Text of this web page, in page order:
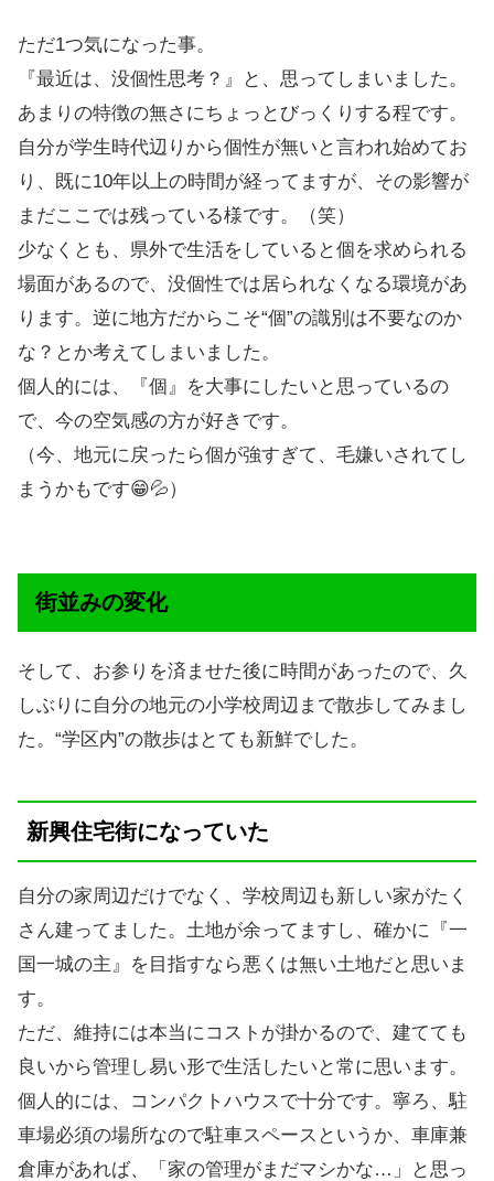
ただ1つ気になった事。
『最近は、没個性思考？』と、思ってしまいました。
あまりの特徴の無さにちょっとびっくりする程です。
自分が学生時代辺りから個性が無いと言われ始めてお
り、既に10年以上の時間が経ってますが、その影響が
まだここでは残っている様です。（笑）
少なくとも、県外で生活をしていると個を求められる
場面があるので、没個性では居られなくなる環境があ
ります。逆に地方だからこそ“個”の識別は不要なのか
な？とか考えてしまいました。
個人的には、『個』を大事にしたいと思っているの
で、今の空気感の方が好きです。
（今、地元に戻ったら個が強すぎて、毛嫌いされてし
まうかもです😁💦）
街並みの変化
そして、お参りを済ませた後に時間があったので、久
しぶりに自分の地元の小学校周辺まで散歩してみまし
た。“学区内”の散歩はとても新鮮でした。
新興住宅街になっていた
自分の家周辺だけでなく、学校周辺も新しい家がたく
さん建ってました。土地が余ってますし、確かに『一
国一城の主』を目指すなら悪くは無い土地だと思いま
す。
ただ、維持には本当にコストが掛かるので、建てても
良いから管理し易い形で生活したいと常に思います。
個人的には、コンパクトハウスで十分です。寧ろ、駐
車場必須の場所なので駐車スペースというか、車庫兼
倉庫があれば、「家の管理がまだマシかな…」と思っ